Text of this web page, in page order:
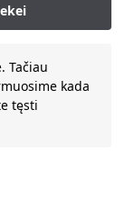
Tačiau
kada
tęsti